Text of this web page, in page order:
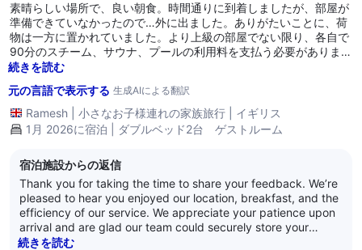
素晴らしい場所で、良い朝食。時間通りに到着しましたが、部屋が
準備できていなかったので…外に出ました。ありがたいことに、荷
物は一方に置かれていました。より上級の部屋でない限り、各自で
90分のスチーム、サウナ、プールの利用料を支払う必要がありま
す。サービスは迅速で簡潔でした。ありがとうございます。
続きを読む
元の言語で表示する 生成AIによる翻訳
Ramesh 小さなお子様連れの家族旅行
イギリス
1月 2026に宿泊 | ダブルベッド2台 ゲストルーム
宿泊施設からの返信
Thank you for taking the time to share your feedback. We’re
pleased to hear you enjoyed our location, breakfast, and the
efficiency of our service. We appreciate your patience upon
arrival and are glad our team could securely store your
luggage so you could make the most of your time. Your
続きを読む